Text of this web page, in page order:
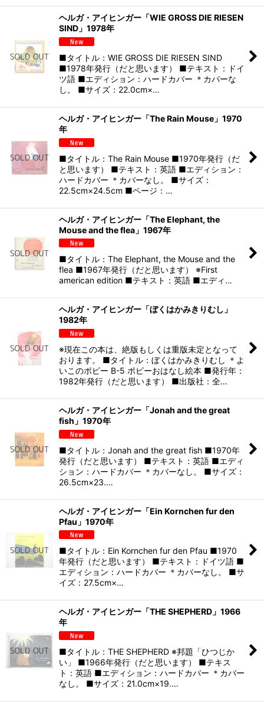
ヘルガ・アイヒンガー「WIE GROSS DIE RIESEN
SIND」1978年
■タイトル：WIE GROSS DIE RIESEN SIND
■1978年発行（だと思います） ■テキスト：ドイ
ツ語 ■エディション：ハードカバー ＊カバーな
し。 ■サイズ：22.0cm×…
ヘルガ・アイヒンガー「The Rain Mouse」1970
年
■タイトル：The Rain Mouse ■1970年発行（だ
と思います） ■テキスト：英語 ■エディション：
ハードカバー ＊カバーなし。 ■サイズ：
22.5cm×24.5cm ■ページ：…
ヘルガ・アイヒンガー「The Elephant, the
Mouse and the flea」1967年
■タイトル：The Elephant, the Mouse and the
flea ■1967年発行（だと思います） ※First
american edition ■テキスト：英語 ■エディ…
ヘルガ・アイヒンガー「ぼくはかみきりむし」
1982年
※現在この本は、絶版もしくは重版未定となって
おります。 ■タイトル：ぼくはかみきりむし ＊よ
いこのポピー B-5 ポピーおはなし絵本 ■発行年：
1982年発行（だと思います） ■出版社：全…
ヘルガ・アイヒンガー「Jonah and the great
fish」1970年
■タイトル：Jonah and the great fish ■1970年
発行（だと思います） ■テキスト：英語 ■エディ
ション：ハードカバー ＊カバーなし。 ■サイズ：
26.5cm×23.…
ヘルガ・アイヒンガー「Ein Kornchen fur den
Pfau」1970年
■タイトル：Ein Kornchen fur den Pfau ■1970
年発行（だと思います） ■テキスト：ドイツ語 ■
エディション：ハードカバー ＊カバーなし。 ■サ
イズ：27.5cm×…
ヘルガ・アイヒンガー「THE SHEPHERD」1966
年
■タイトル：THE SHEPHERD ※邦題「ひつじか
い」 ■1966年発行（だと思います） ■テキス
ト：英語 ■エディション：ハードカバー ＊カバー
なし。 ■サイズ：21.0cm×19.…